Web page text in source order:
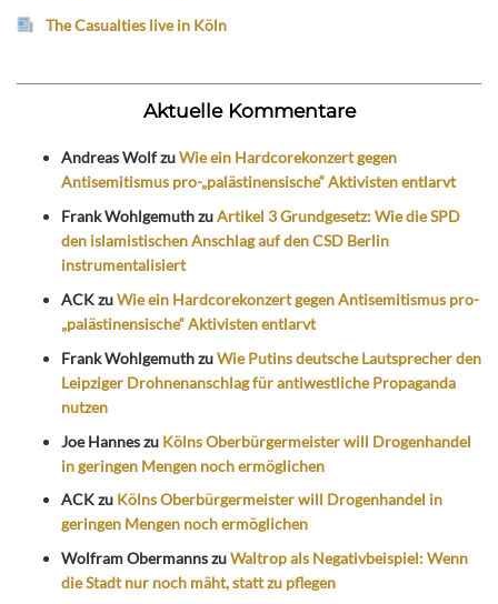
The Casualties live in Köln
Aktuelle Kommentare
Andreas WolfzuWie ein Hardcorekonzert gegen
Antisemitismus pro-„palästinensische“ Aktivisten entlarvt
Frank WohlgemuthzuArtikel 3 Grundgesetz: Wie die SPD
den islamistischen Anschlag auf den CSD Berlin
instrumentalisiert
ACKzuWie ein Hardcorekonzert gegen Antisemitismus pro-
„palästinensische“ Aktivisten entlarvt
Frank WohlgemuthzuWie Putins deutsche Lautsprecher den
Leipziger Drohnenanschlag für antiwestliche Propaganda
nutzen
Joe Hanneszu Kölns Oberbürgermeister will Drogenhandel
in geringen Mengen noch ermöglichen
ACKzu Kölns Oberbürgermeister will Drogenhandel in
geringen Mengen noch ermöglichen
Wolfram ObermannszuWaltrop als Negativbeispiel: Wenn
die Stadt nur noch mäht, statt zu pflegen